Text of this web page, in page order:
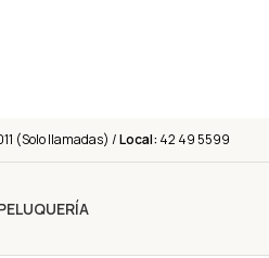
(Solo llamadas) /Local: 42 49 5599